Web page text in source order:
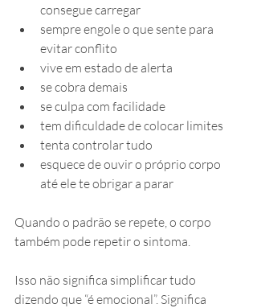
consegue carregar
sempre engole o que sente para
evitar conflito
vive em estado de alerta
se cobra demais
se culpa com facilidade
tem dificuldade de colocar limites
tenta controlar tudo
esquece de ouvir o próprio corpo
até ele te obrigar a parar
Quando o padrão se repete, o corpo
também pode repetir o sintoma.
Isso não significa simplificar tudo
dizendo que “é emocional”. Significa